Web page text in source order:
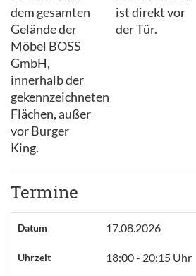
dem gesamten
Gelände der
Möbel BOSS
GmbH,
innerhalb der
gekennzeichneten
Flächen, außer
vor Burger
King.
ist direkt vor
der Tür.
Termine
Datum 17.08.2026
Uhrzeit 18:00 - 20:15 Uhr